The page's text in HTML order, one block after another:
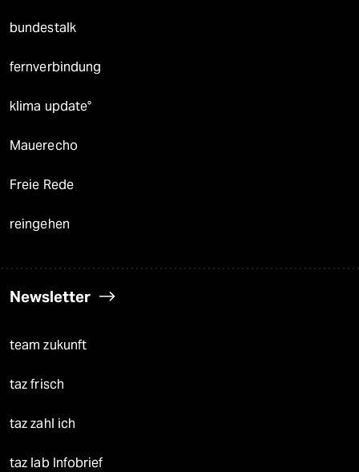
bundestalk
fernverbindung
klima update°
Mauerecho
Freie Rede
reingehen
Newsletter
team zukunft
taz frisch
taz zahl ich
taz lab Infobrief